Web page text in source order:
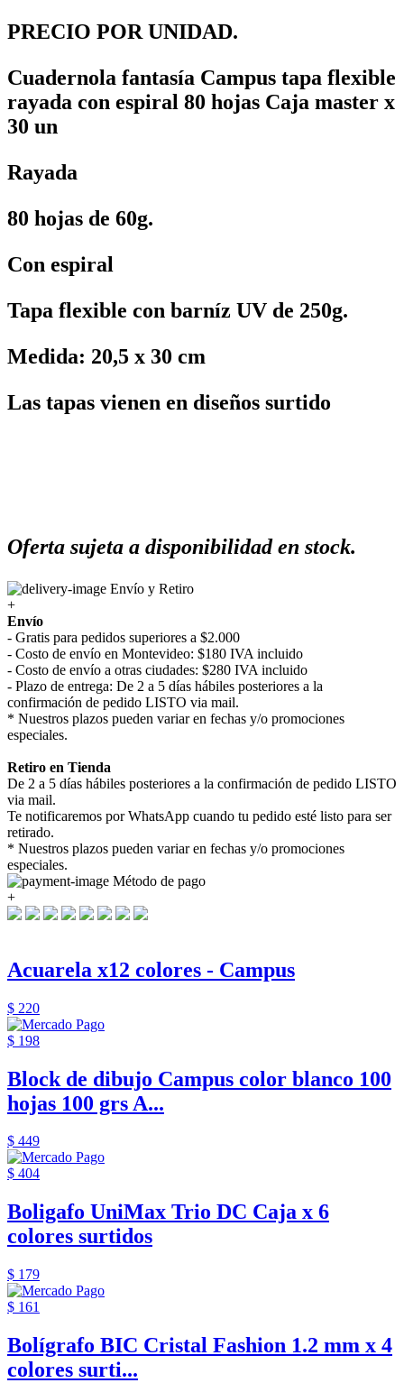
PRECIO POR UNIDAD.
Cuadernola fantasía Campus tapa flexible
rayada con espiral 80 hojas Caja master x
30 un
Rayada
80 hojas de 60g.
Con espiral
Tapa flexible con barníz UV de 250g.
Medida: 20,5 x 30 cm
Las tapas vienen en diseños surtido
Oferta sujeta a disponibilidad en stock.
Envío y Retiro
+
Envío
- Gratis para pedidos superiores a $2.000
- Costo de envío en Montevideo: $180 IVA incluido
- Costo de envío a otras ciudades: $280 IVA incluido
- Plazo de entrega: De 2 a 5 días hábiles posteriores a la
confirmación de pedido LISTO via mail.
* Nuestros plazos pueden variar en fechas y/o promociones
especiales.
Retiro en Tienda
De 2 a 5 días hábiles posteriores a la confirmación de pedido LISTO
via mail.
Te notificaremos por WhatsApp cuando tu pedido esté listo para ser
retirado.
* Nuestros plazos pueden variar en fechas y/o promociones
especiales.
Método de pago
+
Acuarela x12 colores - Campus
$ 220
$ 198
Block de dibujo Campus color blanco 100
hojas 100 grs A...
$ 449
$ 404
Boligafo UniMax Trio DC Caja x 6
colores surtidos
$ 179
$ 161
Bolígrafo BIC Cristal Fashion 1.2 mm x 4
colores surti...